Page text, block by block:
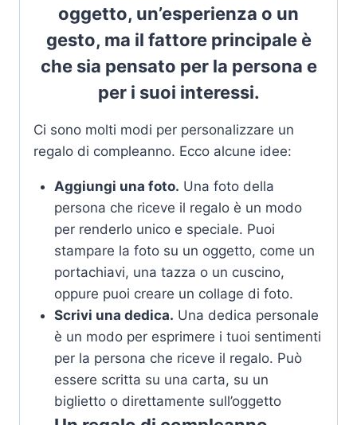
oggetto, un’esperienza o un
gesto, ma il fattore principale è
che sia pensato per la persona e
per i suoi interessi.
Ci sono molti modi per personalizzare un
regalo di compleanno. Ecco alcune idee:
Aggiungi una foto. Una foto della
persona che riceve il regalo è un modo
per renderlo unico e speciale. Puoi
stampare la foto su un oggetto, come un
portachiavi, una tazza o un cuscino,
oppure puoi creare un collage di foto.
Scrivi una dedica. Una dedica personale
è un modo per esprimere i tuoi sentimenti
per la persona che riceve il regalo. Può
essere scritta su una carta, su un
biglietto o direttamente sull’oggetto